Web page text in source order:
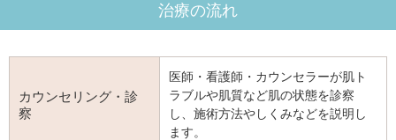
治療の流れ
カウンセリング・診
察
医師・看護師・カウンセラーが肌ト
ラブルや肌質など肌の状態を診察
し、施術方法やしくみなどを説明し
ます。